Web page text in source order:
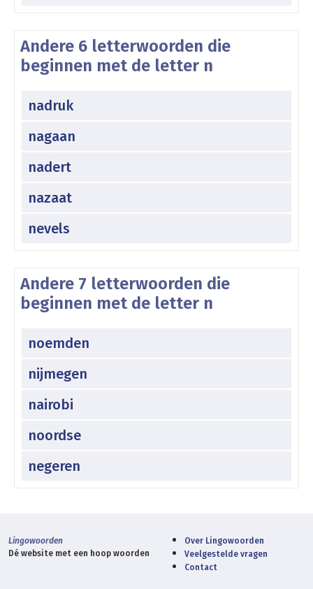
Andere 6 letterwoorden die
beginnen met de letter n
nadruk
nagaan
nadert
nazaat
nevels
Andere 7 letterwoorden die
beginnen met de letter n
noemden
nijmegen
nairobi
noordse
negeren
Lingowoorden
Dé website met een hoop woorden
Over Lingowoorden
Veelgestelde vragen
Contact